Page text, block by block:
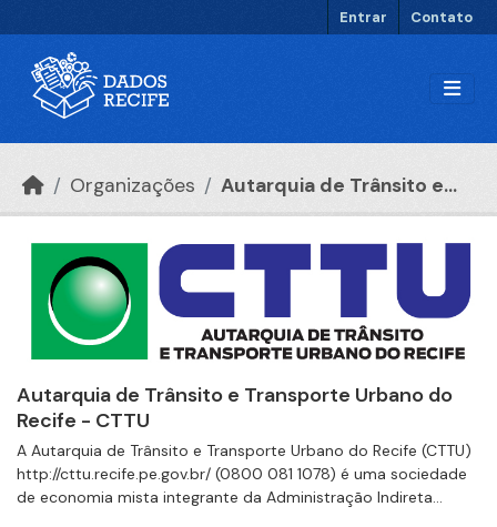
Entrar Contato
Organizações Autarquia de Trânsito e...
Autarquia de Trânsito e Transporte Urbano do
Recife - CTTU
A Autarquia de Trânsito e Transporte Urbano do Recife (CTTU)
http://cttu.recife.pe.gov.br/ (0800 081 1078) é uma sociedade
de economia mista integrante da Administração Indireta...